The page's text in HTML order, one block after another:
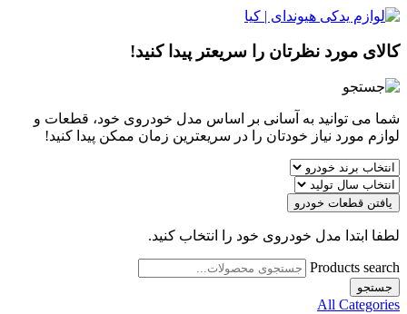
کالای مورد نظرتان را سریعتر پیدا کنید!
شما می توانید به آسانی بر اساس مدل خودروی خود، قطعات و
لوازم مورد نیاز خودتان را در سریعترین زمان ممکن پیدا کنید!
یافتن قطعات خودرو
لطفا ابتدا مدل خودروی خود را انتخاب کنید.
Products search
جستجو
All Categories